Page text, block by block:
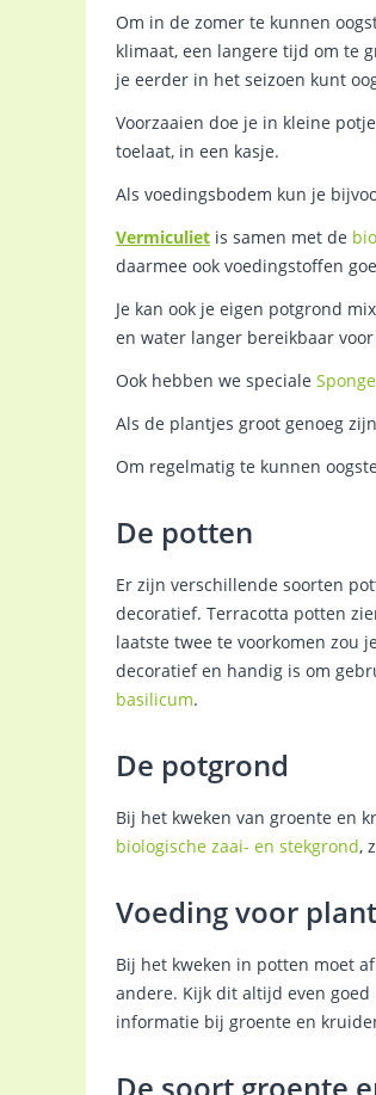
Om in de zomer te kunnen
klimaat, een langere tijd om te
je eerder in het seizoen kunt
Voorzaaien doe je in kleine
toelaat, in een kasje.
Als voedingsbodem kun je
Vermiculiet is samen met de
daarmee ook voedingstoffen
Je kan ook je eigen potgrond
en water langer bereikbaar
Ook hebben we speciale
Als de plantjes groot genoeg
Om regelmatig te kunnen
De potten
Er zijn verschillende soorten
decoratief. Terracotta potten
laatste twee te voorkomen zou
decoratief en handig is om
basilicum.
De potgrond
Bij het kweken van groente en
biologische zaai- en stekgrond,
Voeding voor
Bij het kweken in potten moet
andere. Kijk dit altijd even
informatie bij groente en
De soort groente